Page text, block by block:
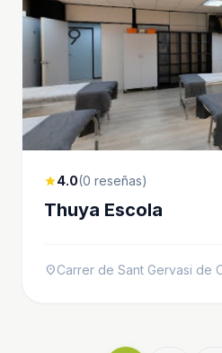
star4.0(0 reseñas)
Thuya Escola
location_onCarrer de Sant Gervasi de